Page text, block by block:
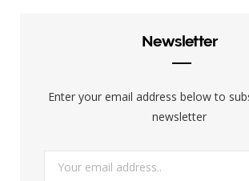
Newsletter
Enter your email address below to
newsletter